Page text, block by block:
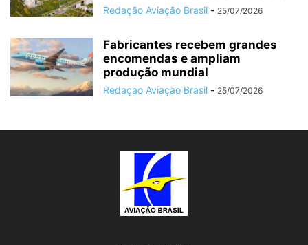
Redação Aviação Brasil - 25/07/2026
Fabricantes recebem grandes
encomendas e ampliam
produção mundial
Redação Aviação Brasil - 25/07/2026